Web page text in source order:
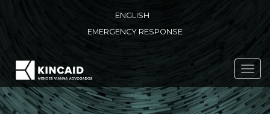
ENGLISH
EMERGENCY RESPONSE